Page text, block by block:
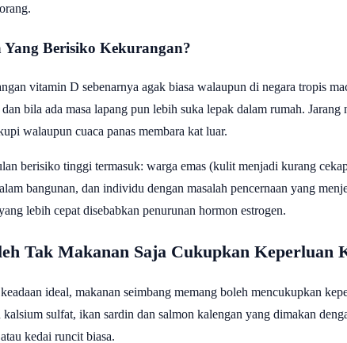
Yang Berisiko Kekurangan?
vitamin D sebenarnya agak biasa walaupun di negara tropis
bila ada masa lapang pun lebih suka lepak dalam rumah.
walaupun cuaca panas membara kat luar.
berisiko tinggi termasuk: warga emas (kulit menjadi kurang
bangunan, dan individu dengan masalah pencernaan yang
lebih cepat disebabkan penurunan hormon estrogen.
Tak Makanan Saja Cukupkan Keperluan
ideal, makanan seimbang memang boleh mencukupkan
kalsium sulfat, ikan sardin dan salmon kalengan yang dimakan
kedai runcit biasa.